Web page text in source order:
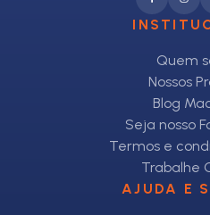
Quem
Nossos
Blog
Seja nosso
Termos e
Trabalhe
AJUDA E